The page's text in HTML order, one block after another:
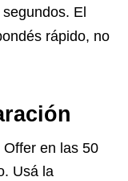
El
rápido, no
en las 50
Usá la